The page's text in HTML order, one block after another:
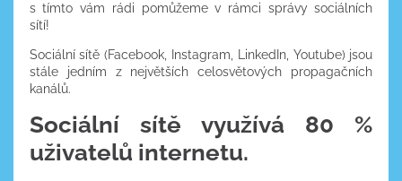
s tímto vám rádi pomůžeme v rámci správy sociálních
sítí!
Sociální sítě (Facebook, Instagram, LinkedIn, Youtube) jsou
stále jedním z největších celosvětových propagačních
kanálů.
Sociální sítě využívá 80 %
uživatelů internetu.